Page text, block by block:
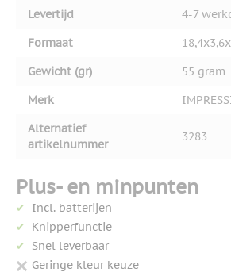
Levertijd
4-7
Formaat
Gewicht (gr)
55 gram
Merk
Alternatief
artikelnummer
3283
Plus- en minpunten
Incl. batterijen
Knipperfunctie
Snel leverbaar
Geringe kleur keuze